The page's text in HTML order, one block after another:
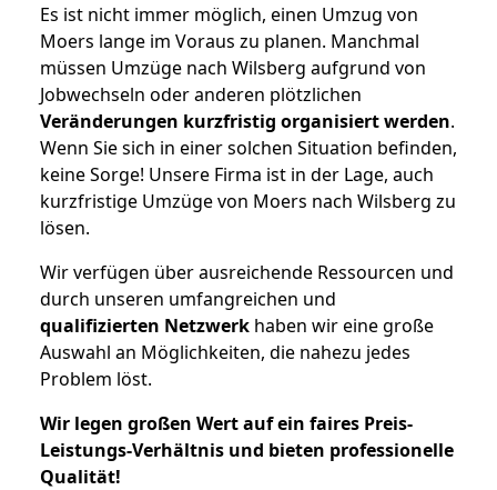
Es ist nicht immer möglich, einen Umzug von
Moers lange im Voraus zu planen. Manchmal
müssen Umzüge nach Wilsberg aufgrund von
Jobwechseln oder anderen plötzlichen
Veränderungen kurzfristig organisiert werden.
Wenn Sie sich in einer solchen Situation befinden,
keine Sorge! Unsere Firma ist in der Lage, auch
kurzfristige Umzüge von Moers nach Wilsberg zu
lösen.
Wir verfügen über ausreichende Ressourcen und
durch unseren umfangreichen und
qualifizierten Netzwerk haben wir eine große
Auswahl an Möglichkeiten, die nahezu jedes
Problem löst.
Wir legen großen Wert auf ein faires Preis-
Leistungs-Verhältnis und bieten professionelle
Qualität!